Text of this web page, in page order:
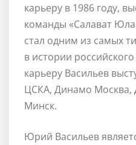
карьеру в 1986 году,
команды «Салават
стал одним из самых
в истории
карьеру Васильев
ЦСКА, Динамо Москва,
Минск.
Юрий Васильев